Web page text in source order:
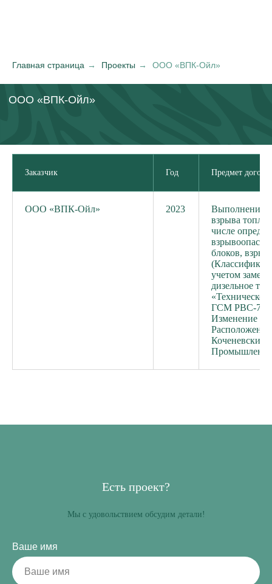
Главная страница → Проекты → ООО «ВПК-Ойл»
ООО «ВПК-Ойл»
Заказчик Год Предмет
ООО «ВПК-Ойл» 2023
Выполнение
взрыва
числе
блоков,
учетом
дизельное
ГСМ РВС-7/4
Изменение
Коченевский
Есть проект?
Мы с удовольствием обсудим детали!
Ваше имя